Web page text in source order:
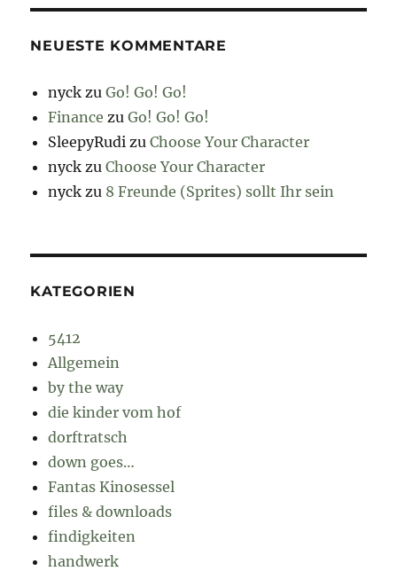
NEUESTE KOMMENTARE
nyck zuGo! Go! Go!
Finance zuGo! Go! Go!
SleepyRudi zuChoose Your Character
nyck zuChoose Your Character
nyck zu 8 Freunde (Sprites) sollt Ihr sein
KATEGORIEN
5412
Allgemein
by the way
die kinder vom hof
dorftratsch
down goes…
Fantas Kinosessel
files & downloads
findigkeiten
handwerk